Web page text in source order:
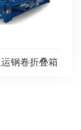
钢卷折叠箱